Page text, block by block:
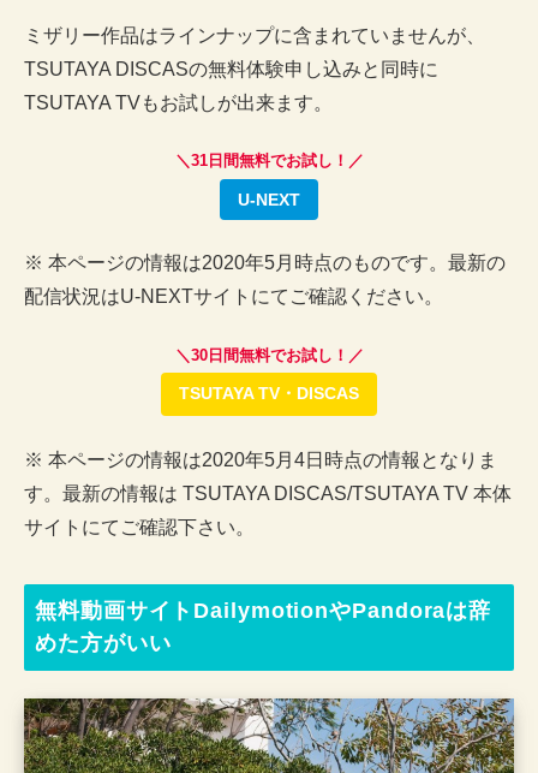
ミザリー作品はラインナップに含まれていませんが、
TSUTAYA DISCASの無料体験申し込みと同時に
TSUTAYA TVもお試しが出来ます。
＼31日間無料でお試し！／
U-NEXT
※ 本ページの情報は2020年5月時点のものです。最新の
配信状況はU-NEXTサイトにてご確認ください。
＼30日間無料でお試し！／
TSUTAYA TV・DISCAS
※ 本ページの情報は2020年5月4日時点の情報となりま
す。最新の情報は TSUTAYA DISCAS/TSUTAYA TV 本体
サイトにてご確認下さい。
無料動画サイトDailymotionやPandoraは辞
めた方がいい